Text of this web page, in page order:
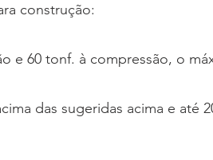
construção:
60 tonf. à compressão, o
das sugeridas acima e até